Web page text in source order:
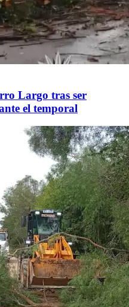
Largo tras ser
el temporal